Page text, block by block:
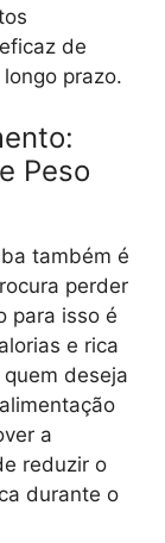
de
prazo.
Peso
também é
perder
para isso é
e rica
deseja
a
reduzir o
durante o